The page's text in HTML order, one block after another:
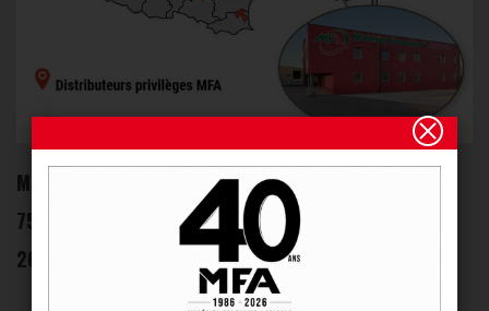
MFA - Matériel Forestier & Agricole
75 Chemin du Bertrand
26600 PONT DE L'ISÈRE - France